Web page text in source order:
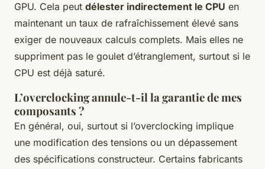
GPU. Cela peut délester indirectement le CPU en
maintenant un taux de rafraîchissement élevé sans
exiger de nouveaux calculs complets. Mais elles ne
suppriment pas le goulet d’étranglement, surtout si le
CPU est déjà saturé.
L’overclocking annule-t-il la garantie de mes
composants ?
En général, oui, surtout si l’overclocking implique
une modification des tensions ou un dépassement
des spécifications constructeur. Certains fabricants